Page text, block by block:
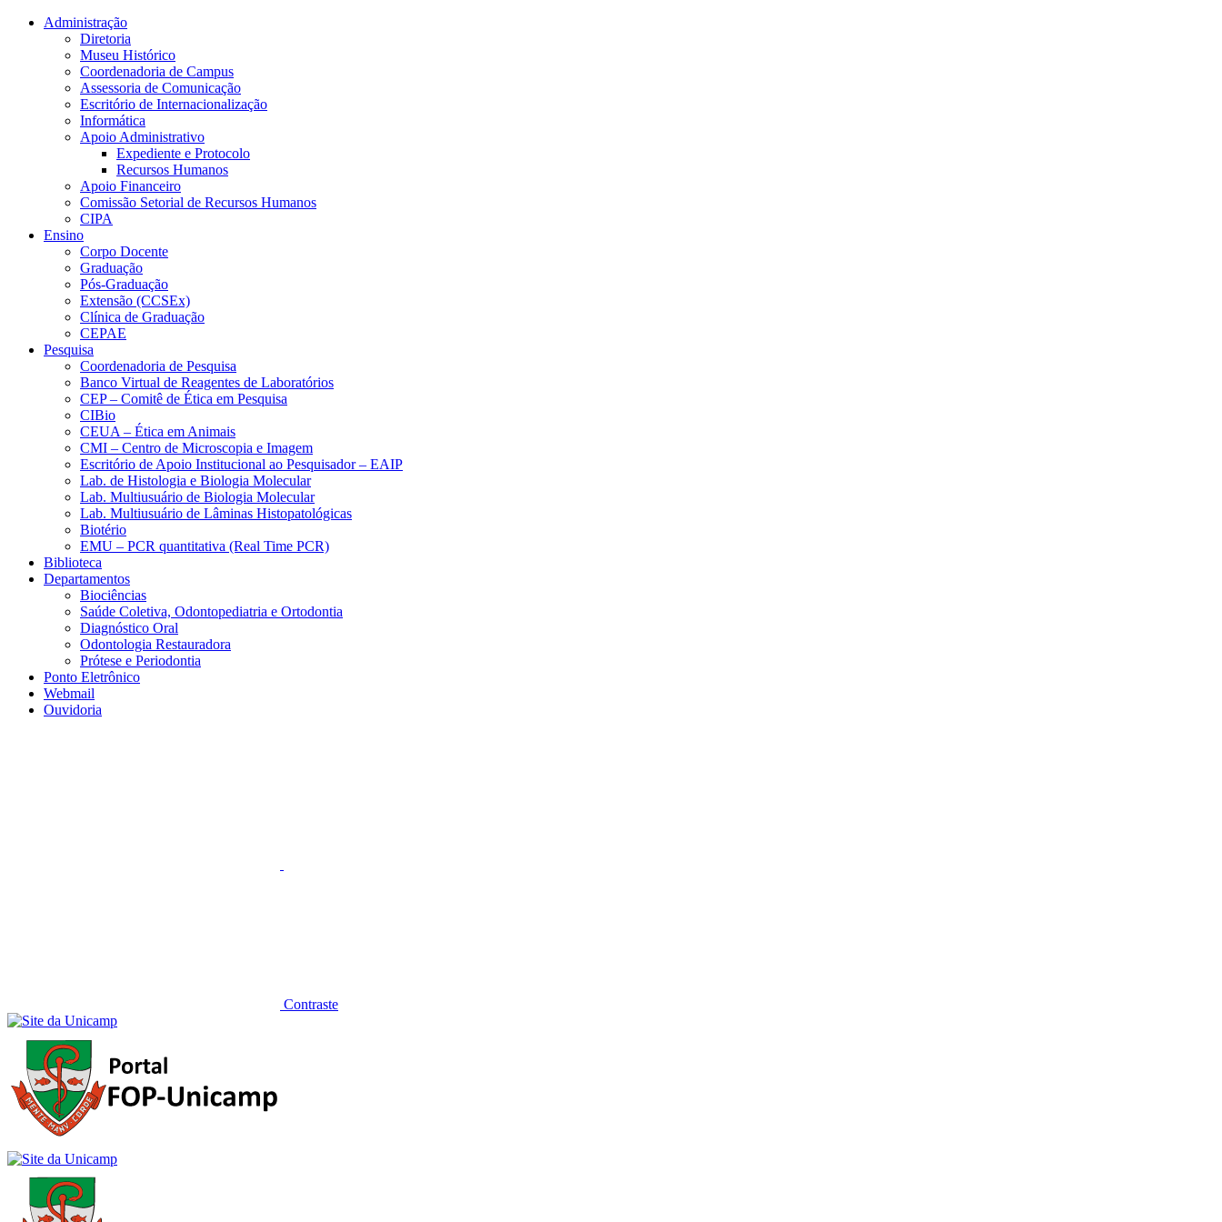
Conteúdo principal Menu principal
Administração
Diretoria
Museu Histórico
Coordenadoria de Campus
Assessoria de Comunicação
Escritório de Internacionalização
Informática
Apoio Administrativo
Expediente e Protocolo
Recursos Humanos
Apoio Financeiro
Comissão Setorial de Recursos Humanos
CIPA
Ensino
Corpo Docente
Graduação
Pós-Graduação
Extensão (CCSEx)
Clínica de Graduação
CEPAE
Pesquisa
Coordenadoria de Pesquisa
Banco Virtual de Reagentes de Laboratórios
CEP – Comitê de Ética em Pesquisa
CIBio
CEUA – Ética em Animais
CMI – Centro de Microscopia e Imagem
Escritório de Apoio Institucional ao Pesquisador – EAIP
Lab. de Histologia e Biologia Molecular
Lab. Multiusuário de Biologia Molecular
Lab. Multiusuário de Lâminas Histopatológicas
Biotério
EMU – PCR quantitativa (Real Time PCR)
Biblioteca
Departamentos
Biociências
Saúde Coletiva, Odontopediatria e Ortodontia
Diagnóstico Oral
Odontologia Restauradora
Prótese e Periodontia
Ponto Eletrônico
Webmail
Ouvidoria
Contraste